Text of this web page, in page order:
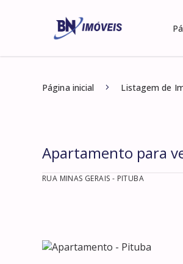
Página inicial Listagem de
Apartamento para
RUA MINAS GERAIS - PITUBA